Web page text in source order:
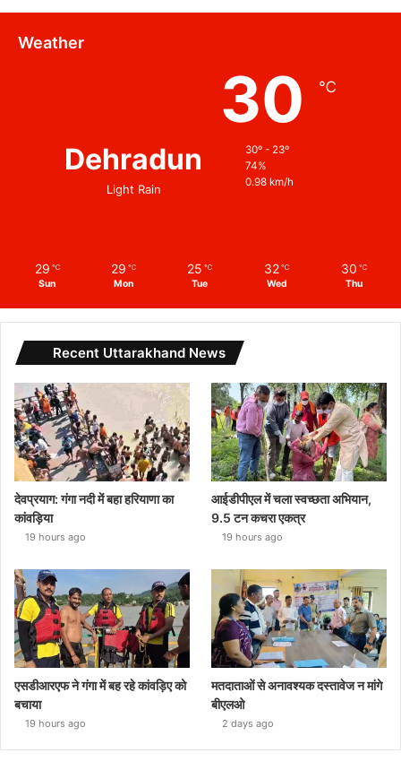
Weather
Dehradun
Light Rain
30 ℃
30º - 23º
74%
0.98 km/h
29 ℃
Sun
29 ℃
Mon
25 ℃
Tue
32 ℃
Wed
30 ℃
Thu
Recent Uttarakhand News
देवप्रयाग: गंगा नदी में बहा हरियाणा का
कांवड़िया
19 hours ago
आईडीपीएल में चला स्वच्छता अभियान,
9.5 टन कचरा एकत्र
19 hours ago
एसडीआरएफ ने गंगा में बह रहे कांवड़िए को
बचाया
19 hours ago
मतदाताओं से अनावश्यक दस्तावेज न मांगे
बीएलओ
2 days ago